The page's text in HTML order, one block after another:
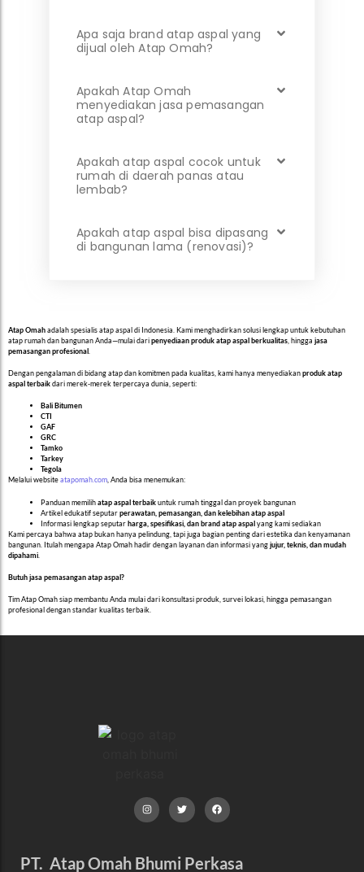
Apa saja brand atap aspal yang
dijual oleh Atap Omah?
Apakah Atap Omah
menyediakan jasa pemasangan
atap aspal?
Apakah atap aspal cocok untuk
rumah di daerah panas atau
lembab?
Apakah atap aspal bisa dipasang
di bangunan lama (renovasi)?
Atap Omahadalah spesialis atap aspal di Indonesia. Kami menghadirkan solusi lengkap untuk kebutuhan
atap rumah dan bangunan Anda—mulai daripenyediaan produk atap aspal berkualitas , hingga jasa
pemasangan profesional
Dengan pengalaman di bidang atap dan komitmen pada kualitas, kami hanya menyediakanproduk atap
aspal terbaikdari merek-merek terpercaya dunia, seperti:
Bali Bitumen
CTI
GAF
GRC
Tamko
Tarkey
Tegola
Melalui websiteatapomah.com, Anda bisa menemukan:
Panduan memilihatap aspal terbaikuntuk rumah tinggal dan proyek bangunan
Artikel edukatif seputarperawatan, pemasangan, dan kelebihan atap aspal
Informasi lengkap seputarharga, spesifikasi, dan brand atap aspalyang kami sediakan
Kami percaya bahwa atap bukan hanya pelindung, tapi juga bagian penting dari estetika dan kenyamanan
bangunan. Itulah mengapa Atap Omah hadir dengan layanan dan informasi yangjujur, teknis, dan mudah
dipahami
Butuh jasa pemasangan atap aspal?
Tim Atap Omah siap membantu Anda mulai dari konsultasi produk, survei lokasi, hingga pemasangan
profesional dengan standar kualitas terbaik.
PT. Atap Omah Bhumi Perkasa